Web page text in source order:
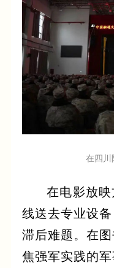
在四川
在电影放
线送去专业设
滞后难题。在
焦强军实践的